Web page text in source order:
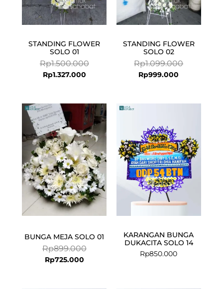
STANDING FLOWER
SOLO 01
Rp1.500.000
Rp1.327.000
STANDING FLOWER
SOLO 02
Rp1.099.000
Rp999.000
BUNGA MEJA SOLO 01
Rp899.000
Original
price
was:
Rp899.000.
Rp725.000
Current
price
is:
Rp725.000.
KARANGAN BUNGA
DUKACITA SOLO 14
Rp850.000